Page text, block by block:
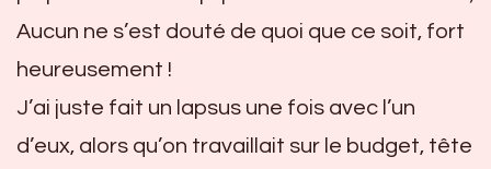
Aucun ne s’est douté de quoi que ce soit, fort
heureusement !
J’ai juste fait un lapsus une fois avec l’un
d’eux, alors qu’on travaillait sur le budget, tête